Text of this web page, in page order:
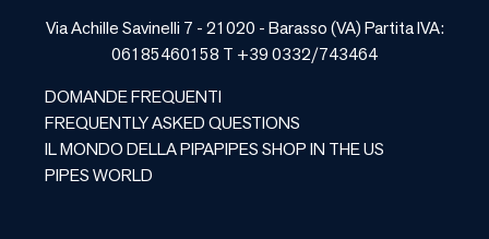
Via Achille Savinelli 7 - 21020 -Barasso(VA) Partita IVA:
06185460158 T +39 0332/743464
DOMANDE FREQUENTI
FREQUENTLY ASKED QUESTIONS
IL MONDO DELLA PIPAPIPES SHOP IN THE US
PIPES WORLD